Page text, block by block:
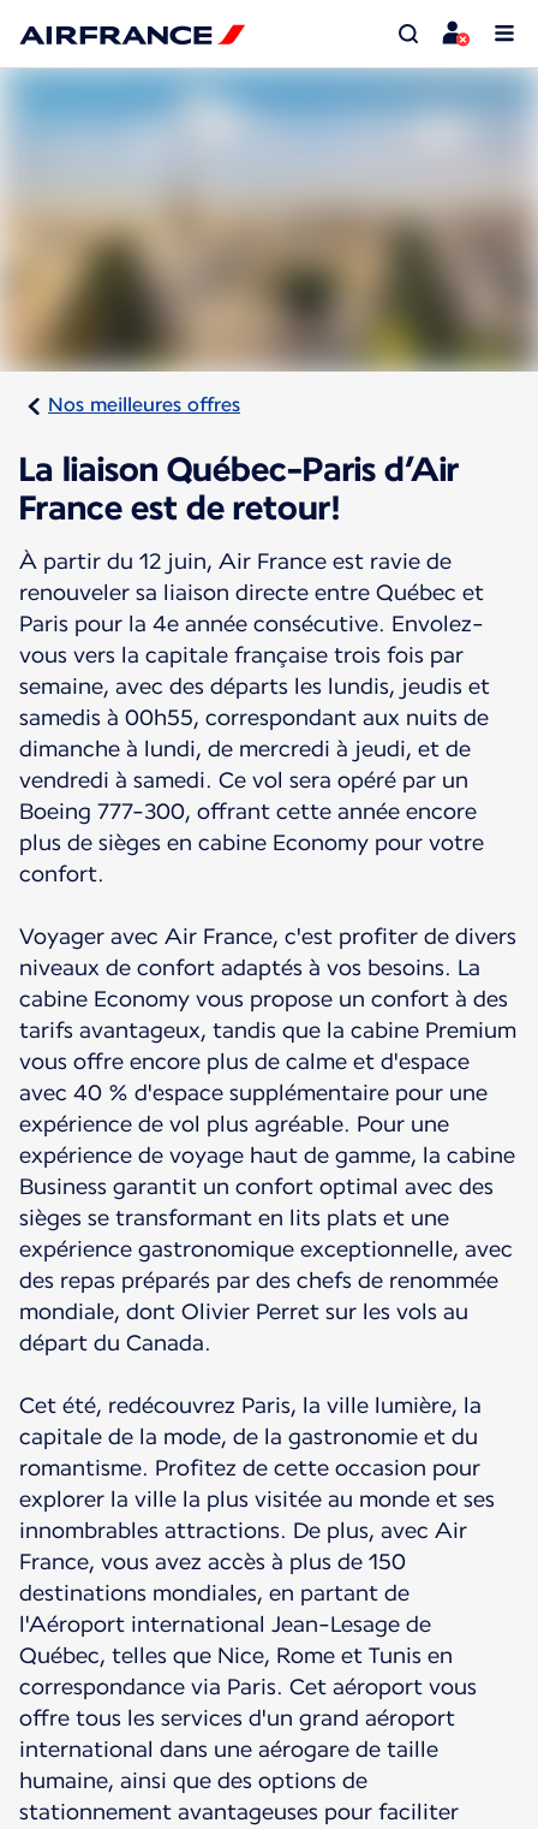
Nos meilleures offres
La liaison Québec-Paris d’Air
France est de retour!
À partir du 12 juin, Air France est ravie de
renouveler sa liaison directe entre Québec et
Paris pour la 4e année consécutive. Envolez-
vous vers la capitale française trois fois par
semaine, avec des départs les lundis, jeudis et
samedis à 00h55, correspondant aux nuits de
dimanche à lundi, de mercredi à jeudi, et de
vendredi à samedi. Ce vol sera opéré par un
Boeing 777-300, offrant cette année encore
plus de sièges en cabine Economy pour votre
confort.
Voyager avec Air France, c'est profiter de divers
niveaux de confort adaptés à vos besoins. La
cabine Economy vous propose un confort à des
tarifs avantageux, tandis que la cabine Premium
vous offre encore plus de calme et d'espace
avec 40 % d'espace supplémentaire pour une
expérience de vol plus agréable. Pour une
expérience de voyage haut de gamme, la cabine
Business garantit un confort optimal avec des
sièges se transformant en lits plats et une
expérience gastronomique exceptionnelle, avec
des repas préparés par des chefs de renommée
mondiale, dont Olivier Perret sur les vols au
départ du Canada.
Cet été, redécouvrez Paris, la ville lumière, la
capitale de la mode, de la gastronomie et du
romantisme. Profitez de cette occasion pour
explorer la ville la plus visitée au monde et ses
innombrables attractions. De plus, avec Air
France, vous avez accès à plus de 150
destinations mondiales, en partant de
l'Aéroport international Jean-Lesage de
Québec, telles que Nice, Rome et Tunis en
correspondance via Paris. Cet aéroport vous
offre tous les services d'un grand aéroport
international dans une aérogare de taille
humaine, ainsi que des options de
stationnement avantageuses pour faciliter